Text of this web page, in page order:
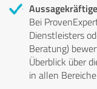
Bei
Dienstleisters
Beratung)
Überblick über
in allen